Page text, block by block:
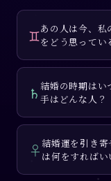
♊あの人は今、私
をどう思ってい
♄ 結婚の時期はい
手はどんな人？
♀結婚運を引き寄
は何をすればい